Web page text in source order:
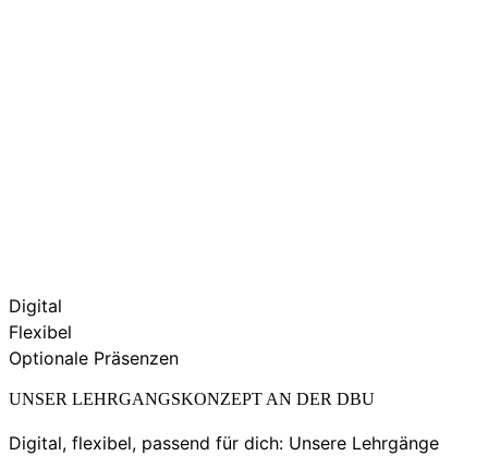
Digital
Flexibel
Optionale Präsenzen
UNSER LEHRGANGSKONZEPT AN DER DBU
Digital, flexibel, passend für dich: Unsere Lehrgänge